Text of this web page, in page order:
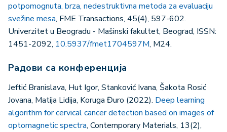
potpomognuta, brza, nedestruktivna metoda za evaluaciju
svežine mesa, FME Transactions, 45(4), 597-602.
Univerzitet u Beogradu - Mašinski fakultet, Beograd, ISSN:
1451-2092, 10.5937/fmet1704597M, M24.
Радови са конференција
Jeftić Branislava, Hut Igor, Stanković Ivana, Šakota Rosić
Jovana, Matija Lidija, Koruga Đuro (2022). Deep learning
algorithm for cervical cancer detection based on images of
optomagnetic spectra, Contemporary Materials, 13(2),